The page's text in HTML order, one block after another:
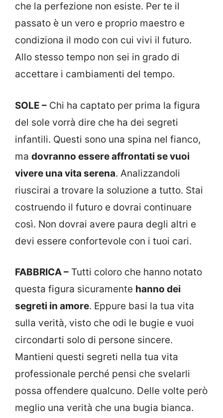
che la perfezione non esiste. Per te il
passato è un vero e proprio maestro e
condiziona il modo con cui vivi il futuro.
Allo stesso tempo non sei in grado di
accettare i cambiamenti del tempo.
SOLE – Chi ha captato per prima la figura
del sole vorrà dire che ha dei segreti
infantili. Questi sono una spina nel fianco,
ma dovranno essere affrontati se vuoi
vivere una vita serena. Analizzandoli
riuscirai a trovare la soluzione a tutto. Stai
costruendo il futuro e dovrai continuare
così. Non dovrai avere paura degli altri e
devi essere confortevole con i tuoi cari.
FABBRICA – Tutti coloro che hanno notato
questa figura sicuramente hanno dei
segreti in amore. Eppure basi la tua vita
sulla verità, visto che odi le bugie e vuoi
circondarti solo di persone sincere.
Mantieni questi segreti nella tua vita
professionale perché pensi che svelarli
possa offendere qualcuno. Delle volte però
meglio una verità che una bugia bianca.